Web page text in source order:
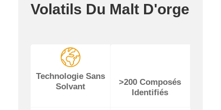
Volatils Du Malt D'orge
Technologie Sans
Solvant
>200 Composés
Identifiés